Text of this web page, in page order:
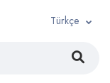
Türkçe